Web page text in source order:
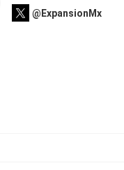
@ExpansionMx